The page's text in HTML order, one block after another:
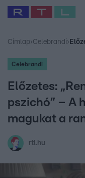
Legfrissebb RTL Híradó
Babits Marcella
Címlap›Celebrandi›
Celebrandi
Előzetes:
pszichó” – A
magukat a
rtl.hu